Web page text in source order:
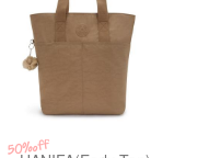
50%off